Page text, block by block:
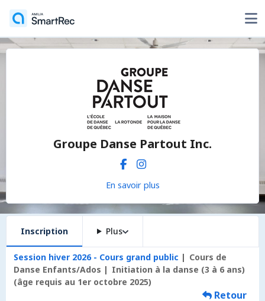
Groupe Danse Partout Inc.
En savoir plus
Inscription Plus
Session hiver 2026 - Cours grand public
Cours de
Danse Enfants/Ados
Initiation à la danse (3 à 6 ans)
(âge requis au 1er octobre 2025)
Retour